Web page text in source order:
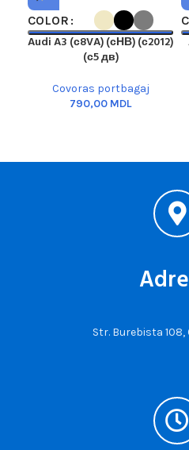
COLOR
Audi A3 (с8VA) (сНВ) (с2012)
(с5 дв)
Covoras portbagaj
MDL
Str. Burebista